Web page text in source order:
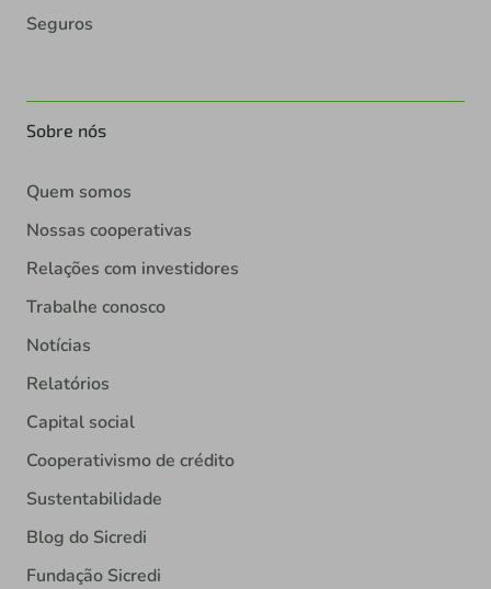
Seguros
Sobre nós
Quem somos
Nossas cooperativas
Relações com investidores
Trabalhe conosco
Notícias
Relatórios
Capital social
Cooperativismo de crédito
Sustentabilidade
Blog do Sicredi
Fundação Sicredi